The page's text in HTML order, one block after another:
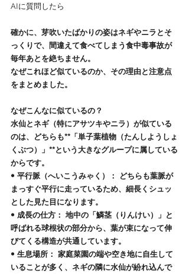
AIに質問したら
確かに、芽吹いたばかりの姿はネギやニラとそ
っくりで、間違えて食べてしまう食中毒事故が
毎年あとを絶ちません。
なぜこれほど似ているのか、その理由と注意点
をまとめました。
なぜこんなに似ているの？
水仙とネギ（特にアサツキやニラ）が似ている
のは、どちらも**「単子葉植物（たんしようしょ
くぶつ）」**という大きなグループに属している
からです。
• 平行脈（へいこうみゃく）： どちらも葉脈が
まっすぐ平行に走っているため、細長くシュッ
とした見た目になります。
• 成長の仕方： 地中の「鱗茎（りんけい）」と
呼ばれる球根状の部分から、葉が束になって伸
びてくる構造が共通しています。
• 生息場所： 家庭菜園の端や空き地に自生して
いることが多く、ネギの隣に水仙が紛れ込んで